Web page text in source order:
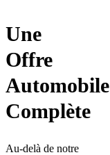
Une
Offre
Automobile
Complète
Au-delà de notre